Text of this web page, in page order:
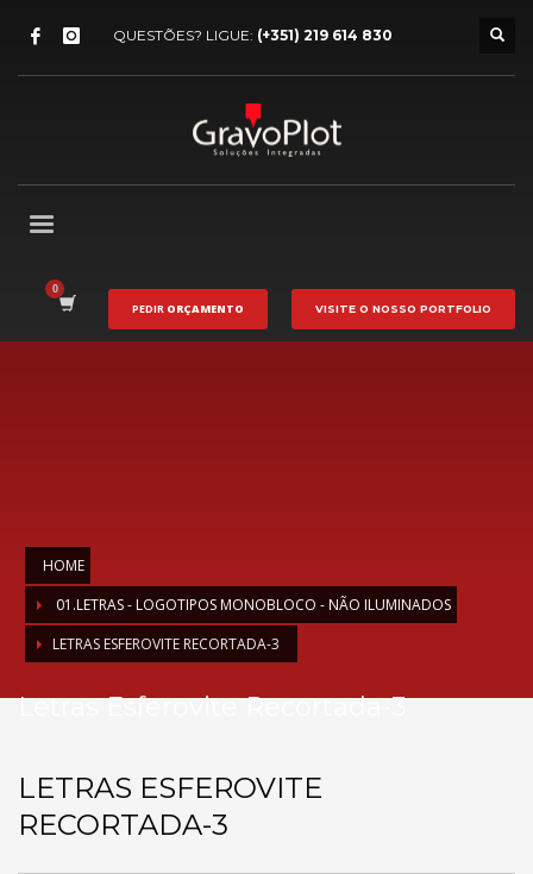
QUESTÕES? LIGUE: (+351) 219 614 830
PEDIR ORÇAMENTO VISITE O NOSSO PORTFOLIO
HOME
01.LETRAS - LOGOTIPOS MONOBLOCO - NÃO ILUMINADOS
LETRAS ESFEROVITE RECORTADA-3
Letras Esferovite Recortada-3
LETRAS ESFEROVITE
RECORTADA-3